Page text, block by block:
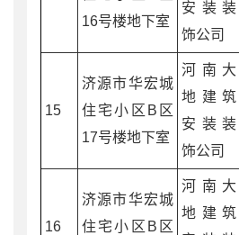
16号楼地下室
安装装
饰公司
15
济源市华宏城
住宅小区B区
17号楼地下室
河南大
地建筑
安装装
饰公司
16
济源市华宏城
住宅小区B区
河南大
地建筑